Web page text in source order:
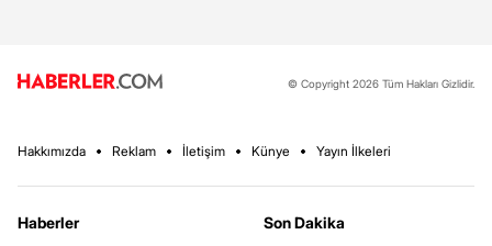
© Copyright 2026 Tüm Hakları Gizlidir.
Hakkımızda Reklam İletişim Künye Yayın İlkeleri
Haberler
Son Dakika